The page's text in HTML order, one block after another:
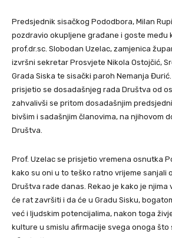
Predsjednik sisačkog Pododbora, Milan
pozdravio okupljene građane i goste među
prof.dr.sc. Slobodan Uzelac, zamjenica
izvršni sekretar Prosvjete Nikola Ostojčić,
Grada Siska te sisački paroh Nemanja
prisjetio se dosadašnjeg rada Društva od
zahvalivši se pritom dosadašnjim
bivšim i sadašnjim članovima, na njihovom
Društva.
Prof. Uzelac se prisjetio vremena osnutka
kako su oni u to teško ratno vrijeme sanjali
Društva rade danas. Rekao je kako je njima
će rat završiti i da će u Gradu Sisku,
već i ljudskim potencijalima, nakon toga
kulture u smislu afirmacije svega onoga što